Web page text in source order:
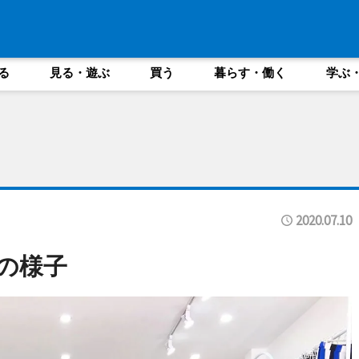
見る・遊ぶ 買う 暮らす・働く 学ぶ
2020.07.10
様子